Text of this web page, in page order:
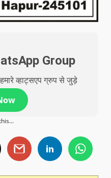
Group
व्हाट्सएप ग्रुप से जुड़े